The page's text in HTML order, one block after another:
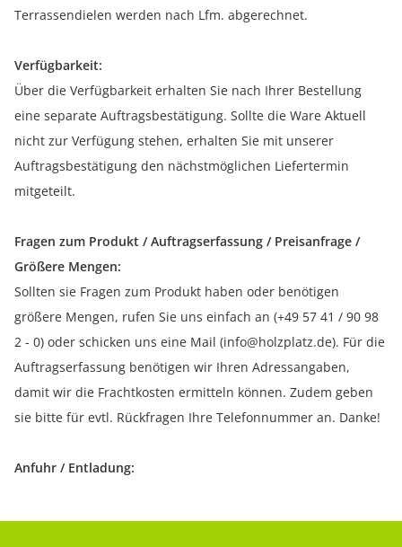
Terrassendielen werden nach Lfm. abgerechnet.
Verfügbarkeit:
Über die Verfügbarkeit erhalten Sie nach Ihrer Bestellung
eine separate Auftragsbestätigung. Sollte die Ware Aktuell
nicht zur Verfügung stehen, erhalten Sie mit unserer
Auftragsbestätigung den nächstmöglichen Liefertermin
mitgeteilt.
Fragen zum Produkt / Auftragserfassung / Preisanfrage /
Größere Mengen:
Sollten sie Fragen zum Produkt haben oder benötigen
größere Mengen, rufen Sie uns einfach an (+49 57 41 / 90 98
2 - 0) oder schicken uns eine Mail (info@holzplatz.de). Für die
Auftragserfassung benötigen wir Ihren Adressangaben,
damit wir die Frachtkosten ermitteln können. Zudem geben
sie bitte für evtl. Rückfragen Ihre Telefonnummer an. Danke!
Anfuhr / Entladung: